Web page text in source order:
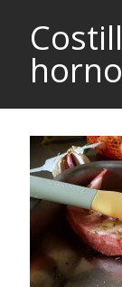
horno